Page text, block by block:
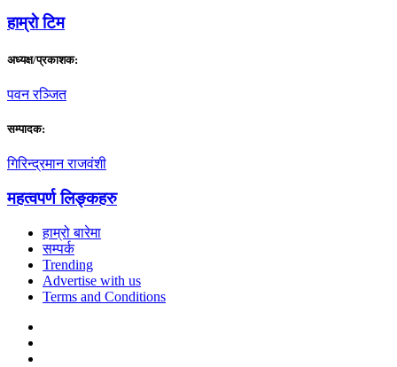
हाम्राे टिम
अध्यक्ष/प्रकाशक:
पवन रञ्जित
सम्पादक:
गिरिन्द्रमान राजवंशी
महत्वपर्ण लिङ्कहरु
हाम्रो बारेमा
सम्पर्क
Trending
Advertise with us
Terms and Conditions